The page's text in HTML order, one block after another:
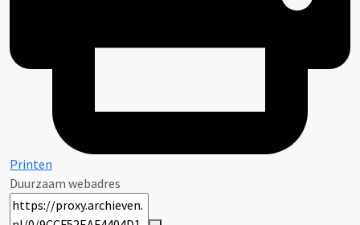
Printen
Duurzaam webadres